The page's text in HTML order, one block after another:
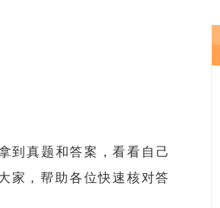
真题和答案，看看自己
家，帮助各位快速核对答